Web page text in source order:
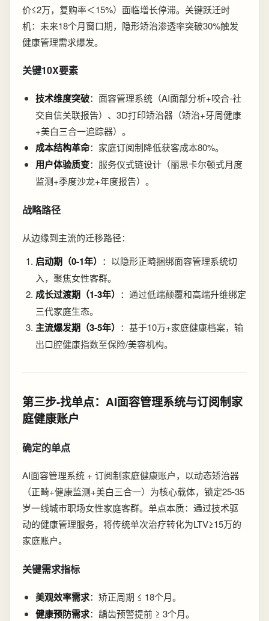
价≤2万，复购率＜15%）面临增长停滞。关键跃迁时
机：未来18个月窗口期，隐形矫治渗透率突破30%触发
健康管理需求爆发。
关键10X要素
技术维度突破：面容管理系统（AI面部分析+咬合-社
交自信关联报告）、3D打印矫治器（矫治+牙周健康
+美白三合一追踪器）。
成本结构革命：家庭订阅制降低获客成本80%。
用户体验质变：服务仪式链设计（丽思卡尔顿式月度
监测+季度沙龙+年度报告）。
战略路径
从边缘到主流的迁移路径：
启动期（0-1年） ：以隐形正畸捆绑面容管理系统切
入，聚焦女性客群。
成长过渡期（1-3年） ：通过低端颠覆和高端升维绑定
三代家庭生态。
主流爆发期（3-5年） ：基于10万+家庭健康档案，输
出口腔健康指数至保险/美容机构。
第三步-找单点：AI面容管理系统与订阅制家
庭健康账户
确定的单点
AI面容管理系统 + 订阅制家庭健康账户，以动态矫治器
（正畸+健康监测+美白三合一）为核心载体，锁定25-35
岁一线城市职场女性家庭客群。单点本质：通过技术驱
动的健康管理服务，将传统单次治疗转化为LTV≥15万的
家庭账户。
关键需求指标
美观效率需求：矫正周期 ≤ 18个月。
健康预防需求：龋齿预警提前 ≥ 3个月。